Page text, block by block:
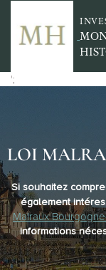
';
LOI
Si souhaitez
également
Malraux
informations